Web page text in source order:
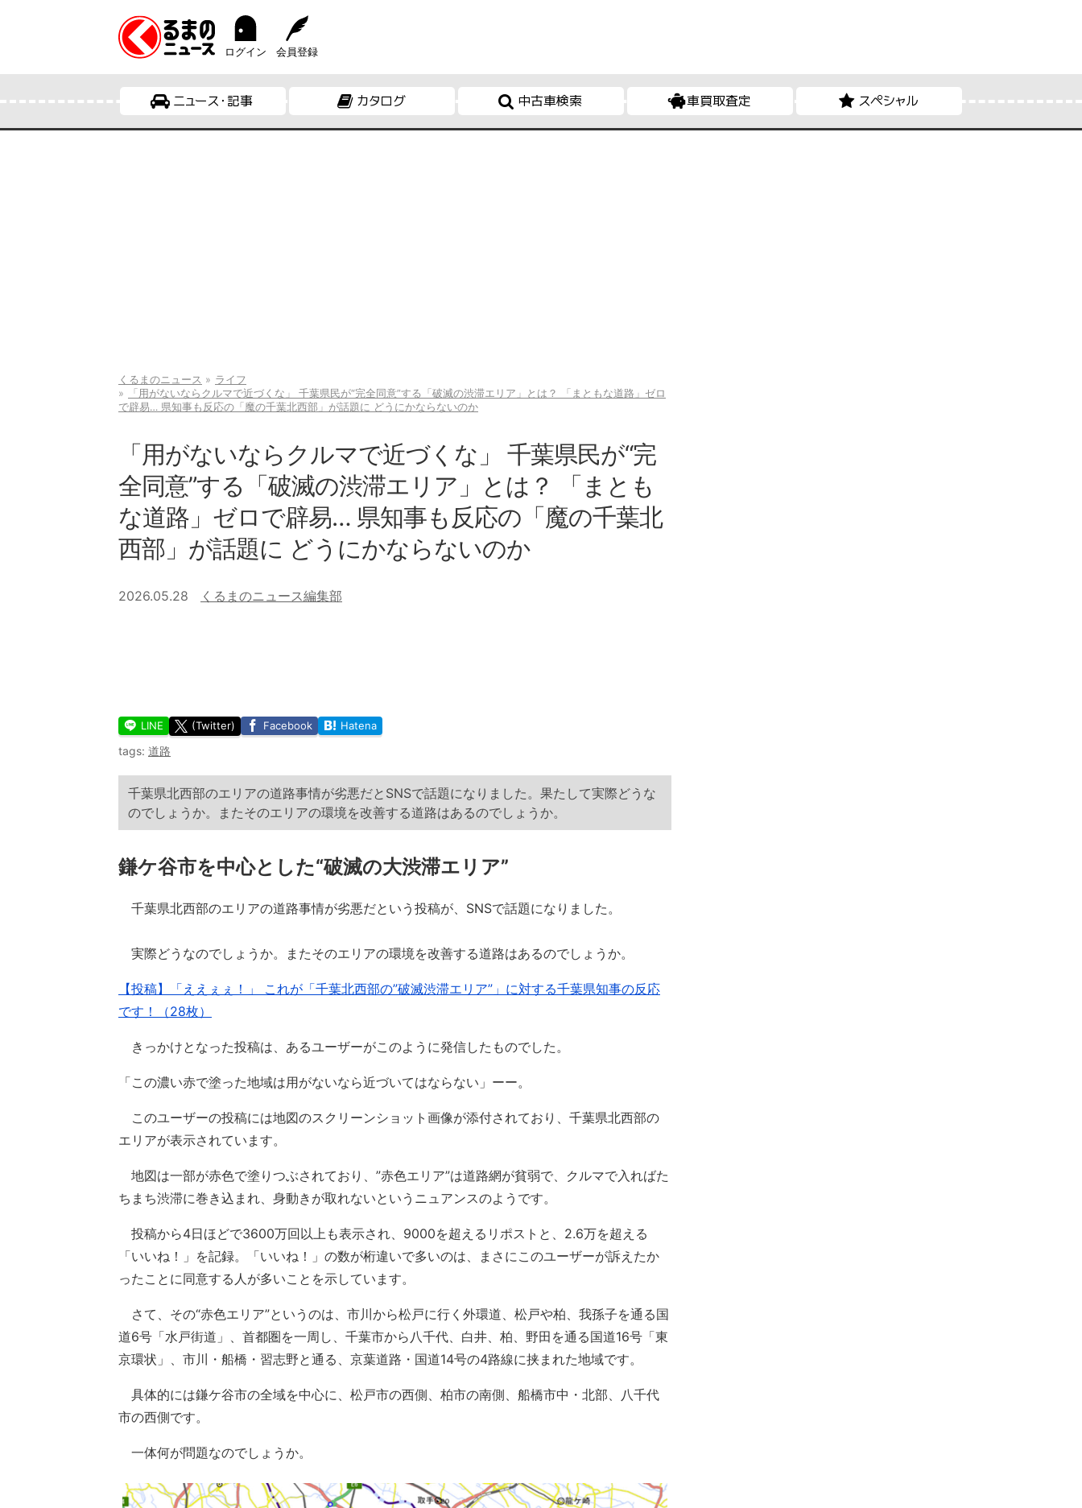
ログイン 会員登録
ニュース・記事 カタログ 中古車検索 車買取査定 スペシャル
くるまのニュース
ライフ
「用がないならクルマで近づくな」 千葉県民が“完全同意”する「破滅の渋滞エリア」とは？ 「まともな道路」ゼロ
で辟易… 県知事も反応の「魔の千葉北西部」が話題に どうにかならないのか
「用がないならクルマで近づくな」 千葉県民が“完
全同意”する「破滅の渋滞エリア」とは？ 「まとも
な道路」ゼロで辟易… 県知事も反応の「魔の千葉北
西部」が話題に どうにかならないのか
2026.05.28 くるまのニュース編集部
LINE (Twitter) Facebook Hatena
tags: 道路
千葉県北西部のエリアの道路事情が劣悪だとSNSで話題になりました。果たして実際どうな
のでしょうか。またそのエリアの環境を改善する道路はあるのでしょうか。
鎌ケ谷市を中心とした“破滅の大渋滞エリア”
千葉県北西部のエリアの道路事情が劣悪だという投稿が、SNSで話題になりました。
実際どうなのでしょうか。またそのエリアの環境を改善する道路はあるのでしょうか。
【投稿】「ええぇぇ！」 これが「千葉北西部の”破滅渋滞エリア”」に対する千葉県知事の反応
です！（28枚）
きっかけとなった投稿は、あるユーザーがこのように発信したものでした。
「この濃い赤で塗った地域は用がないなら近づいてはならない」ーー。
このユーザーの投稿には地図のスクリーンショット画像が添付されており、千葉県北西部の
エリアが表示されています。
地図は一部が赤色で塗りつぶされており、”赤色エリア”は道路網が貧弱で、クルマで入ればた
ちまち渋滞に巻き込まれ、身動きが取れないというニュアンスのようです。
投稿から4日ほどで3600万回以上も表示され、9000を超えるリポストと、2.6万を超える
「いいね！」を記録。「いいね！」の数が桁違いで多いのは、まさにこのユーザーが訴えたか
ったことに同意する人が多いことを示しています。
さて、その“赤色エリア”というのは、市川から松戸に行く外環道、松戸や柏、我孫子を通る国
道6号「水戸街道」、首都圏を一周し、千葉市から八千代、白井、柏、野田を通る国道16号「東
京環状」、市川・船橋・習志野と通る、京葉道路・国道14号の4路線に挟まれた地域です。
具体的には鎌ケ谷市の全域を中心に、松戸市の西側、柏市の南側、船橋市中・北部、八千代
市の西側です。
一体何が問題なのでしょうか。